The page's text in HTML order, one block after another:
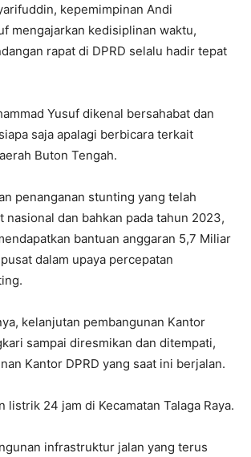
kepemimpinan Andi
mengajarkan kedisiplinan waktu,
rapat di DPRD selalu hadir tepat
Yusuf dikenal bersahabat dan
saja apalagi berbicara terkait
Buton Tengah.
penanganan stunting yang telah
nasional dan bahkan pada tahun 2023,
bantuan anggaran 5,7 Miliar
dalam upaya percepatan
kelanjutan pembangunan Kantor
sampai diresmikan dan ditempati,
Kantor DPRD yang saat ini berjalan.
listrik 24 jam di Kecamatan Talaga Raya.
infrastruktur jalan yang terus